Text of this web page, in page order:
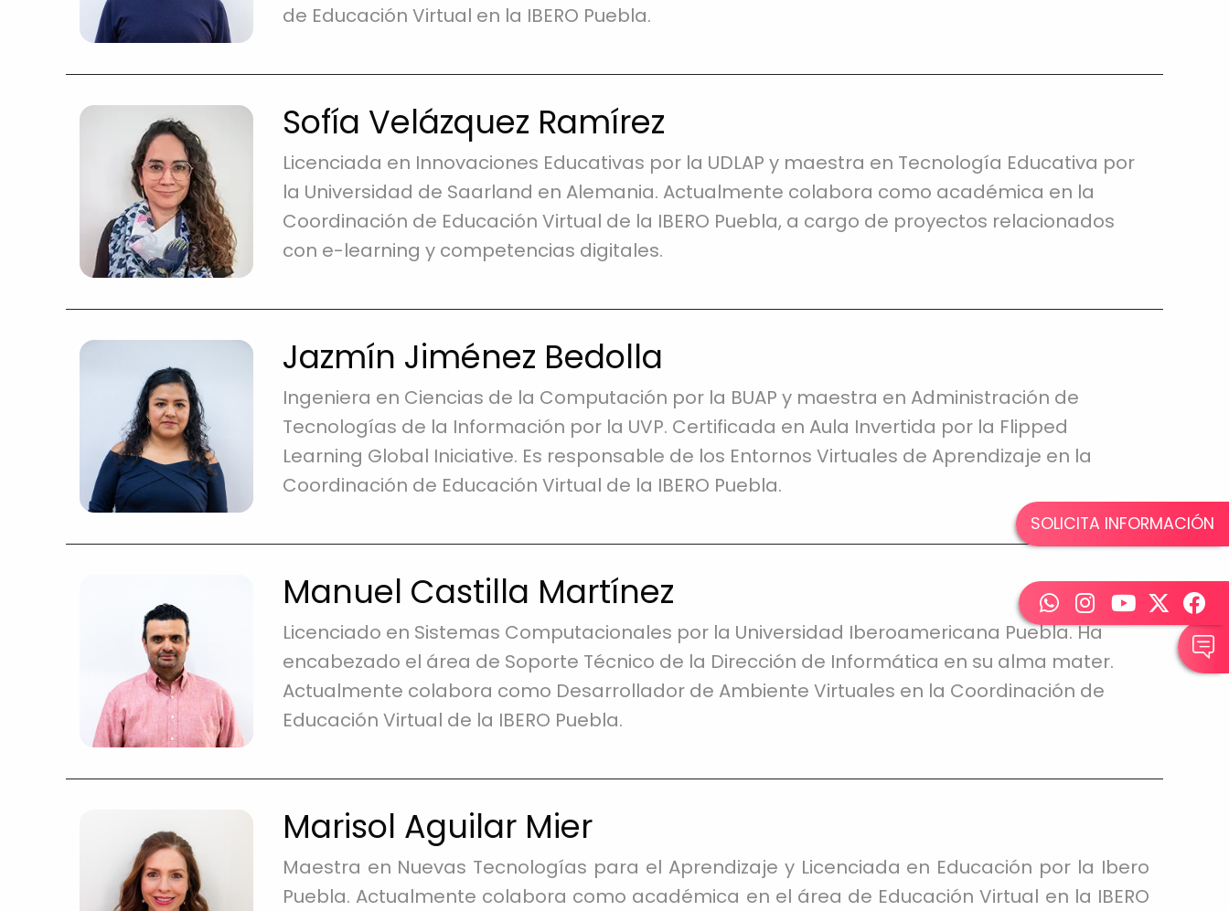
de Educación Virtual en la IBERO Puebla.
Sofía Velázquez Ramírez
Licenciada en Innovaciones Educativas por la UDLAP y maestra en Tecnología Educativa por
la Universidad de Saarland en Alemania. Actualmente colabora como académica en la
Coordinación de Educación Virtual de la IBERO Puebla, a cargo de proyectos relacionados
con e-learning y competencias digitales.
Jazmín Jiménez Bedolla
Ingeniera en Ciencias de la Computación por la BUAP y maestra en Administración de
Tecnologías de la Información por la UVP. Certificada en Aula Invertida por la Flipped
Learning Global Iniciative. Es responsable de los Entornos Virtuales de Aprendizaje en la
Coordinación de Educación Virtual de la IBERO Puebla.
Manuel Castilla Martínez
Licenciado en Sistemas Computacionales por la Universidad Iberoamericana Puebla. Ha
encabezado el área de Soporte Técnico de la Dirección de Informática en su alma mater.
Actualmente colabora como Desarrollador de Ambiente Virtuales en la Coordinación de
Educación Virtual de la IBERO Puebla.
Marisol Aguilar Mier
Maestra en Nuevas Tecnologías para el Aprendizaje y Licenciada en Educación por la Ibero
Puebla. Actualmente colabora como académica en el área de Educación Virtual en la IBERO
SOLICITA INFORMACIÓN